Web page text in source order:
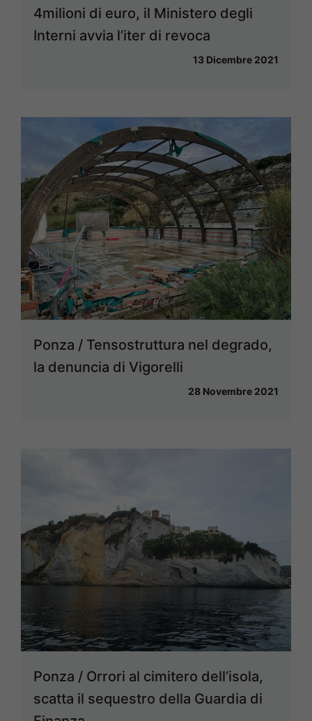
4milioni di euro, il Ministero degli
Interni avvia l’iter di revoca
13 Dicembre 2021
Ponza / Tensostruttura nel degrado,
la denuncia di Vigorelli
28 Novembre 2021
Ponza / Orrori al cimitero dell’isola,
scatta il sequestro della Guardia di